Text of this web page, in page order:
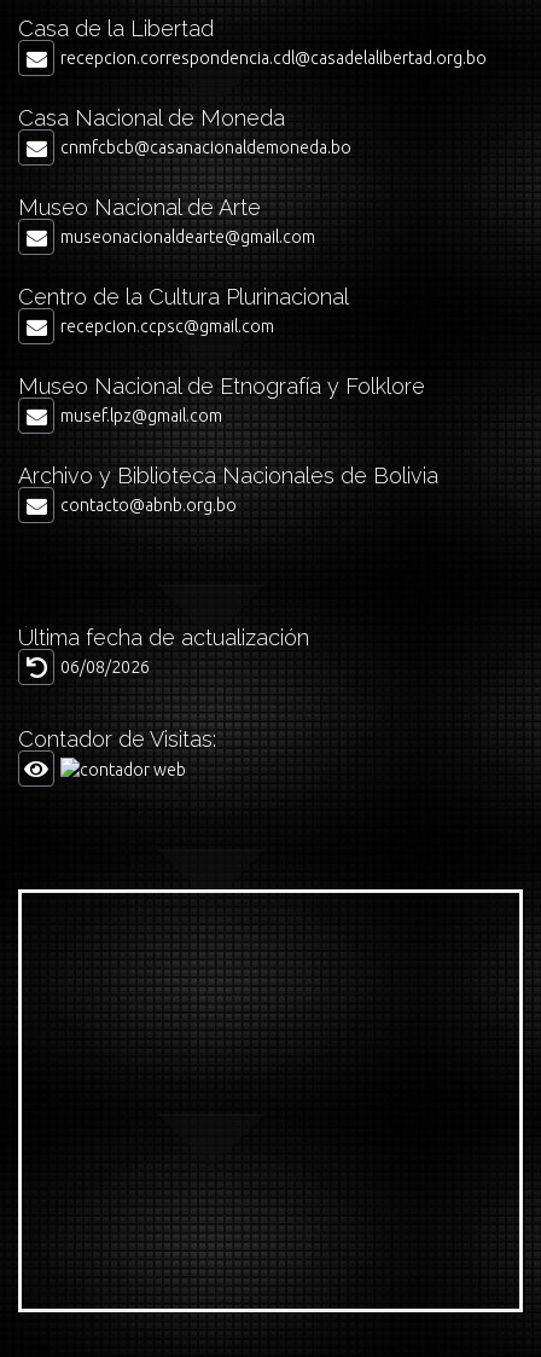
Casa de la Libertad
recepcion.correspondencia.cdl@casadelalibertad.org.bo
Casa Nacional de Moneda
cnmfcbcb@casanacionaldemoneda.bo
Museo Nacional de Arte
museonacionaldearte@gmail.com
Centro de la Cultura Plurinacional
recepcion.ccpsc@gmail.com
Museo Nacional de Etnografía y Folklore
musef.lpz@gmail.com
Archivo y Biblioteca Nacionales de Bolivia
contacto@abnb.org.bo
Última fecha de actualización
06/08/2026
Contador de Visitas: